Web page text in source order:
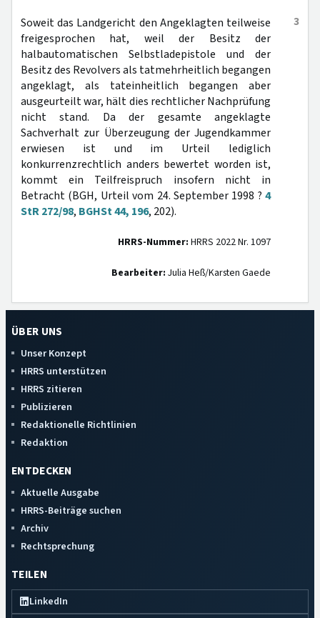
3
Soweit das Landgericht den Angeklagten teilweise
freigesprochen hat, weil der Besitz der
halbautomatischen Selbstladepistole und der
Besitz des Revolvers als tatmehrheitlich begangen
angeklagt, als tateinheitlich begangen aber
ausgeurteilt war, hält dies rechtlicher Nachprüfung
nicht stand. Da der gesamte angeklagte
Sachverhalt zur Überzeugung der Jugendkammer
erwiesen ist und im Urteil lediglich
konkurrenzrechtlich anders bewertet worden ist,
kommt ein Teilfreispruch insofern nicht in
Betracht (BGH, Urteil vom 24. September 1998 ? 4
StR 272/98, BGHSt 44, 196, 202).
HRRS-Nummer: HRRS 2022 Nr. 1097
Bearbeiter: Julia Heß/Karsten Gaede
ÜBER UNS
Unser Konzept
HRRS unterstützen
HRRS zitieren
Publizieren
Redaktionelle Richtlinien
Redaktion
ENTDECKEN
Aktuelle Ausgabe
HRRS-Beiträge suchen
Archiv
Rechtsprechung
TEILEN
LinkedIn